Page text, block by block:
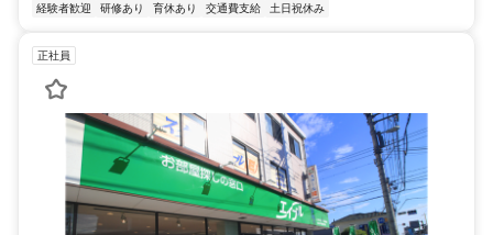
経験者歓迎
研修あり 育休あり 交通費支給 土日祝休み
正社員